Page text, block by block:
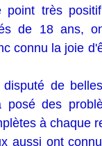
point très
de 18 ans,
connu la joie
disputé de
posé des
à chaque
aussi ont